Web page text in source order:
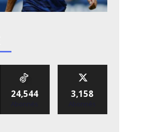
24,544
Abonnés
3,158
Abonnés